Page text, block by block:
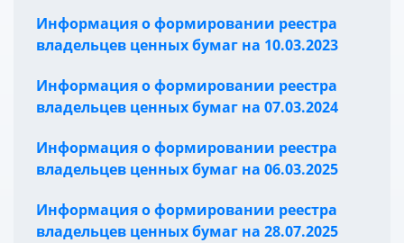
Информация о формировании реестра
владельцев ценных бумаг на 10.03.2023
Информация о формировании реестра
владельцев ценных бумаг на 07.03.2024
Информация о формировании реестра
владельцев ценных бумаг на 06.03.2025
Информация о формировании реестра
владельцев ценных бумаг на 28.07.2025